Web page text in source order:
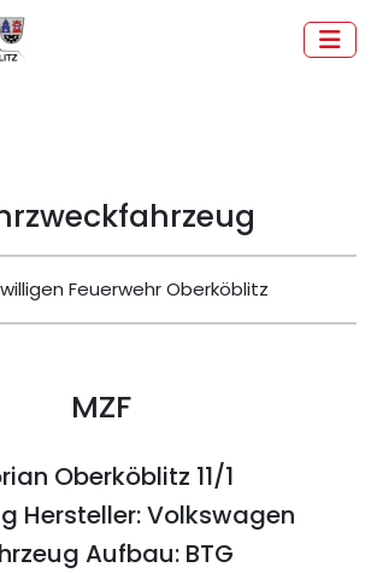
Feuerwehr Oberköblitz
MZF
Oberköblitz 11/1
Hersteller: Volkswagen
Aufbau: BTG